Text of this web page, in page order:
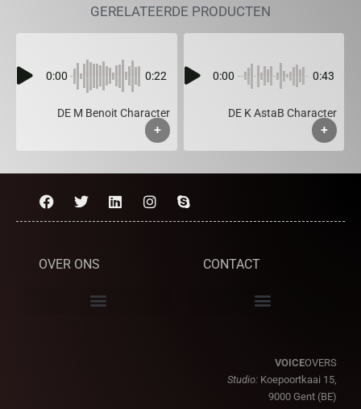
GERELATEERDE PRODUCTEN
0:00 0:22
DE M Benoit Character
+
0:00 0:43
DE K AstaB Character
+
OVER ONS CONTACT
VOICEOVERS
Studio: Koepoortkaai 15,
9000 Gent (BE)